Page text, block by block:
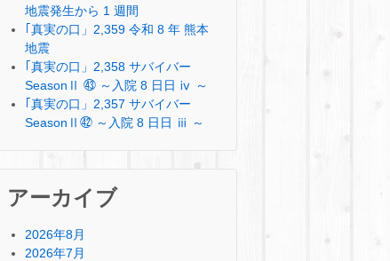
地震発生から 1 週間
｢真実の口」2,359 令和 8 年 熊本
地震
｢真実の口」2,358 サバイバー
SeasonⅡ ㊸ ～入院 8 日日 ⅳ ～
｢真実の口」2,357 サバイバー
SeasonⅡ㊷ ～入院 8 日日 ⅲ ～
アーカイブ
2026年8月
2026年7月